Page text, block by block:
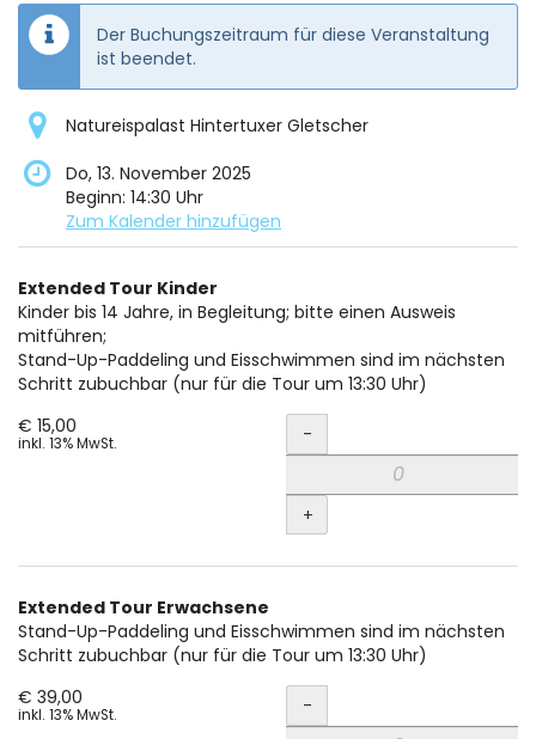
Der Buchungszeitraum für diese Veranstaltung
ist beendet.
Natureispalast Hintertuxer Gletscher
Do, 13. November 2025
Beginn: 14:30 Uhr
Zum Kalender hinzufügen
Produkte
Unkategorisierte
Produkte
Extended Tour Kinder
Kinder bis 14 Jahre, in Begleitung; bitte einen Ausweis
mitführen;
Stand-Up-Paddeling und Eisschwimmen sind im nächsten
Schritt zubuchbar (nur für die Tour um 13:30 Uhr)
€ 15,00
inkl. 13% MwSt. Menge
-
+
Extended Tour Erwachsene
Stand-Up-Paddeling und Eisschwimmen sind im nächsten
Schritt zubuchbar (nur für die Tour um 13:30 Uhr)
€ 39,00
inkl. 13% MwSt. Menge
-